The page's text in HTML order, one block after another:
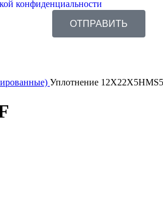
конфиденциальности
ОТПРАВИТЬ
Уплотнение